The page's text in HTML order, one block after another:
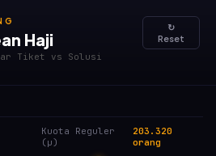
Haji
Tiket vs Solusi
↻
Reset
Kuota Reguler
(μ)
203.320
orang